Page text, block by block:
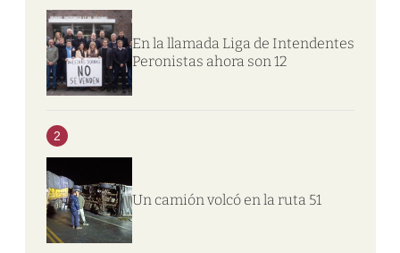
En la llamada Liga de Intendentes
Peronistas ahora son 12
2
Un camión volcó en la ruta 51